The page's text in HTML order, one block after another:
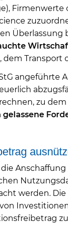
Firmenwerte
Überlassung
dem Transport
zu dem
gelassene
die
werden. Die